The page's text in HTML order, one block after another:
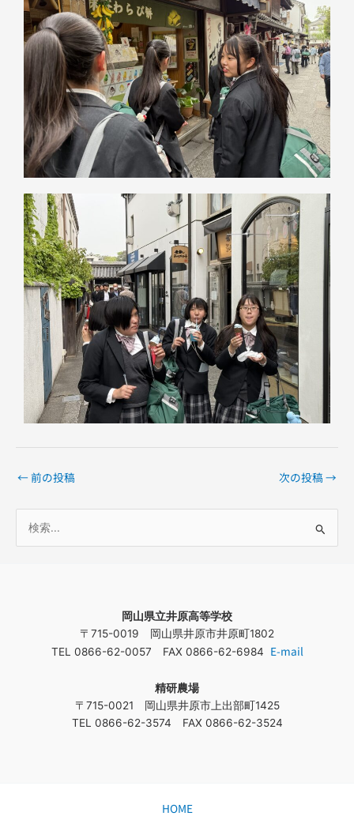
← 前の投稿 次の投稿 →
岡山県立井原高等学校
〒715-0019 岡山県井原市井原町1802
TEL 0866-62-0057 FAX 0866-62-6984 E-mail
精研農場
〒715-0021 岡山県井原市上出部町1425
TEL 0866-62-3574 FAX 0866-62-3524
HOME